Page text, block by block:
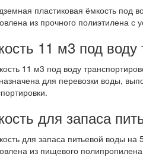
из прочного полиэтилена
11 м3 под воду
для перевозки воды,
для запаса
из пищевого